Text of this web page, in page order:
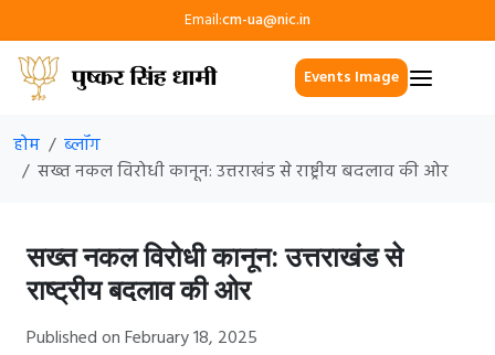
Email:cm-ua@nic.in
Events Image
होम
ब्लॉग
सख्त नकल विरोधी कानून: उत्तराखंड से राष्ट्रीय बदलाव की ओर
सख्त नकल विरोधी कानून: उत्तराखंड से
राष्ट्रीय बदलाव की ओर
Published on February 18, 2025